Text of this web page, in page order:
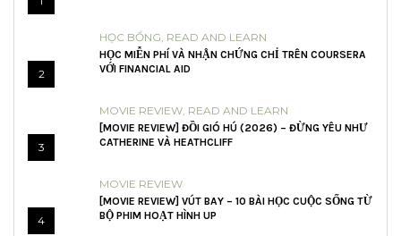
2
HỌC BỔNG, READ AND LEARN
HỌC MIỄN PHÍ VÀ NHẬN CHỨNG CHỈ TRÊN COURSERA
VỚI FINANCIAL AID
3
MOVIE REVIEW, READ AND LEARN
[MOVIE REVIEW] ĐỒI GIÓ HÚ (2026) – ĐỪNG YÊU NHƯ
CATHERINE VÀ HEATHCLIFF
4
MOVIE REVIEW
[MOVIE REVIEW] VÚT BAY – 10 BÀI HỌC CUỘC SỐNG TỪ
BỘ PHIM HOẠT HÌNH UP